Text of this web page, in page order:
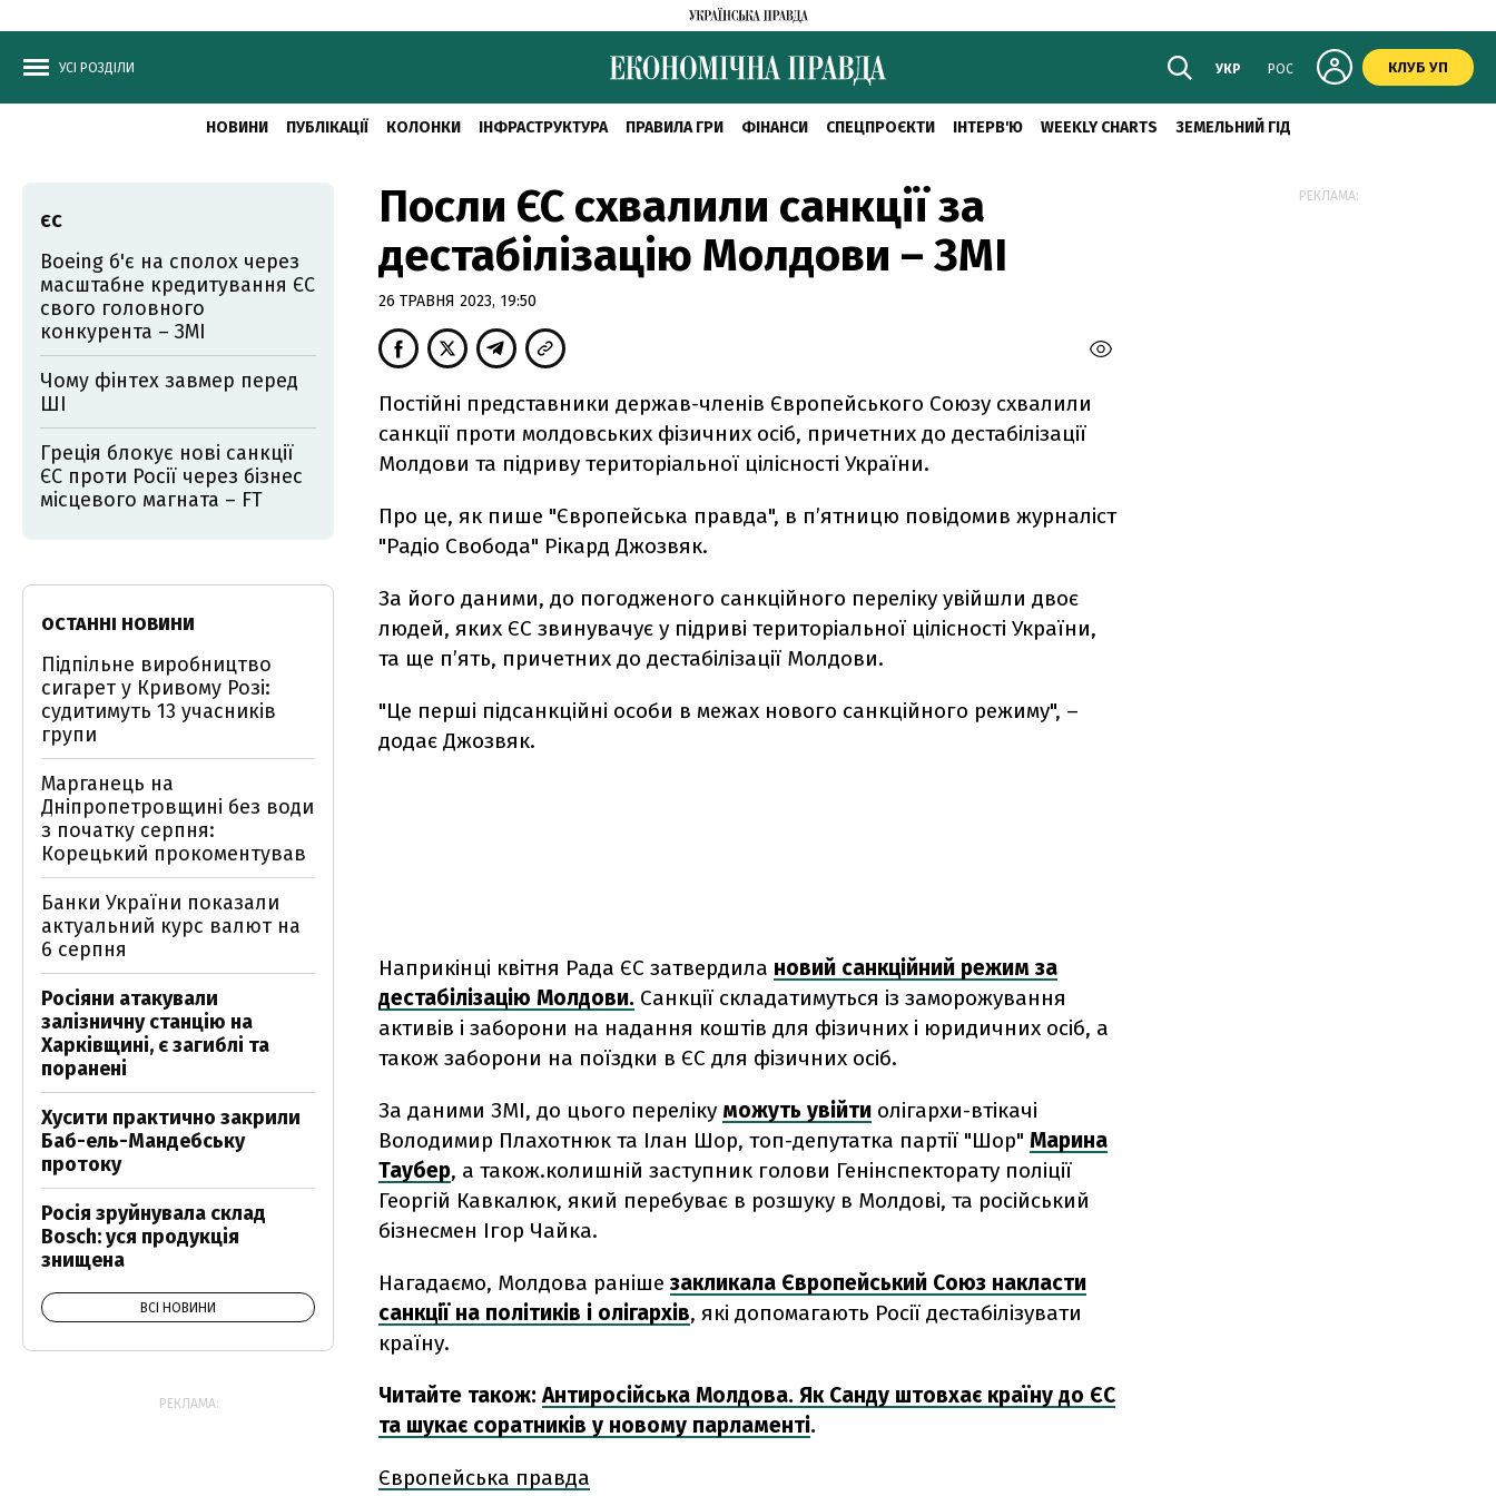
УСІ РОЗДІЛИ УКР РОС КЛУБ УП
НОВИНИ ПУБЛІКАЦІЇ КОЛОНКИ ІНФРАСТРУКТУРА ПРАВИЛА ГРИ ФІНАНСИ СПЕЦПРОЄКТИ ІНТЕРВ'Ю WEEKLY CHARTS ЗЕМЕЛЬНИЙ ГІД
Посли ЄС схвалили санкції за
дестабілізацію Молдови – ЗМІ
26 ТРАВНЯ 2023, 19:50
Постійні представники держав-членів Європейського Союзу схвалили
санкції проти молдовських фізичних осіб, причетних до дестабілізації
Молдови та підриву територіальної цілісності України.
Про це, як пише "Європейська правда", в п’ятницю повідомив журналіст
"Радіо Свобода" Рікард Джозвяк.
За його даними, до погодженого санкційного переліку увійшли двоє
людей, яких ЄС звинувачує у підриві територіальної цілісності України,
та ще п’ять, причетних до дестабілізації Молдови.
"Це перші підсанкційні особи в межах нового санкційного режиму", –
додає Джозвяк.
Наприкінці квітня Рада ЄС затвердила новий санкційний режим за
дестабілізацію Молдови. Санкції складатимуться із заморожування
активів і заборони на надання коштів для фізичних і юридичних осіб, а
також заборони на поїздки в ЄС для фізичних осіб.
За даними ЗМІ, до цього переліку можуть увійти олігархи-втікачі
Володимир Плахотнюк та Ілан Шор, топ-депутатка партії "Шор" Марина
Таубер, а також.колишній заступник голови Генінспекторату поліції
Георгій Кавкалюк, який перебуває в розшуку в Молдові, та російський
бізнесмен Ігор Чайка.
Нагадаємо, Молдова раніше закликала Європейський Союз накласти
санкції на політиків і олігархів, які допомагають Росії дестабілізувати
країну.
Читайте також:Антиросійська Молдова. Як Санду штовхає країну до ЄС
та шукає соратників у новому парламенті.
Європейська правда
ЄС
Boeing б'є на сполох через
масштабне кредитування ЄС
свого головного
конкурента – ЗМІ
Чому фінтех завмер перед
ШІ
Греція блокує нові санкції
ЄС проти Росії через бізнес
місцевого магната – FT
ОСТАННІ НОВИНИ
Підпільне виробництво
сигарет у Кривому Розі:
судитимуть 13 учасників
групи
Марганець на
Дніпропетровщині без води
з початку серпня:
Корецький прокоментував
Банки України показали
актуальний курс валют на
6 серпня
Росіяни атакували
залізничну станцію на
Харківщині, є загиблі та
поранені
Хусити практично закрили
Баб-ель-Мандебську
протоку
Росія зруйнувала склад
Bosch: уся продукція
знищена
ВСІ НОВИНИ
РЕКЛАМА:
РЕКЛАМА: